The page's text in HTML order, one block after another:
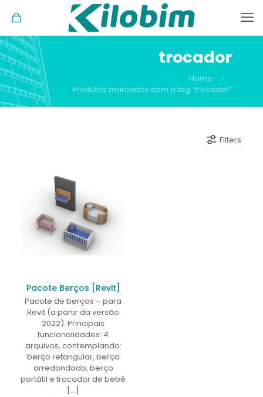
trocador
Home
Produtos marcados com a tag “trocador”
Filters
Pacote Berços [Revit]
Pacote de berços – para
Revit (a partir da versão
2022). Principais
funcionalidades: 4
arquivos, contemplando:
berço retangular, berço
arredondado, berço
portátil e trocador de bebê
[…]